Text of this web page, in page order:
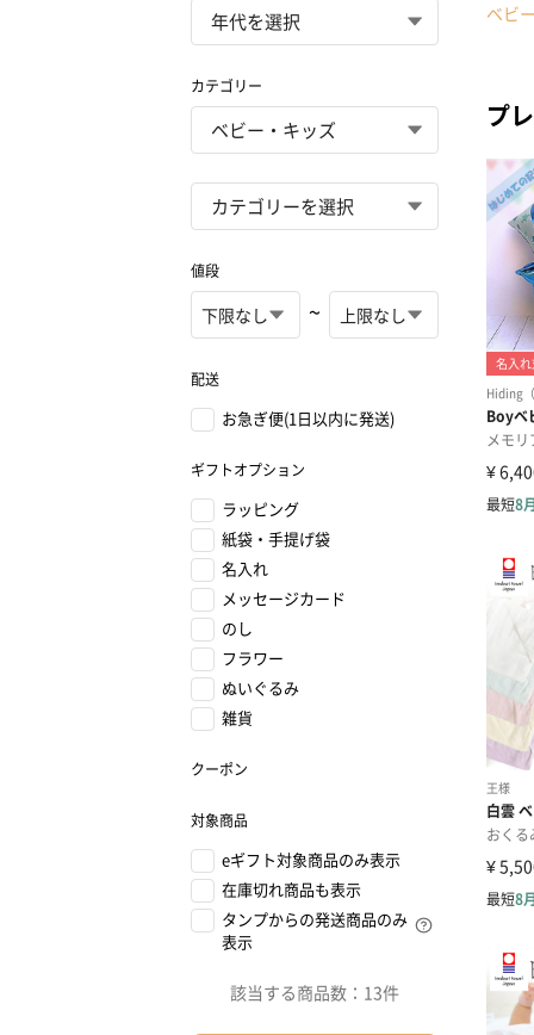
カテゴリー
値段
~
配送
お急ぎ便(1日以内に発送)
ギフトオプション
ラッピング
紙袋・手提げ袋
名入れ
メッセージカード
のし
フラワー
ぬいぐるみ
雑貨
クーポン
対象商品
eギフト対象商品のみ表示
在庫切れ商品も表示
タンプからの発送商品のみ
表示
該当する商品数： 13件
ベビ
プ